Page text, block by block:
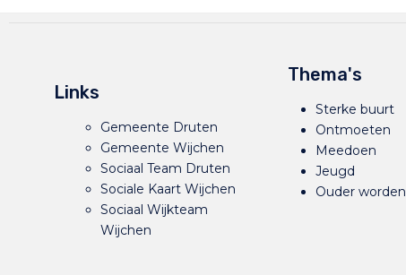
Links
Gemeente Druten
Gemeente Wijchen
Sociaal Team Druten
Sociale Kaart Wijchen
Sociaal Wijkteam
Wijchen
Thema's
Sterke buurt
Ontmoeten
Meedoen
Jeugd
Ouder worden